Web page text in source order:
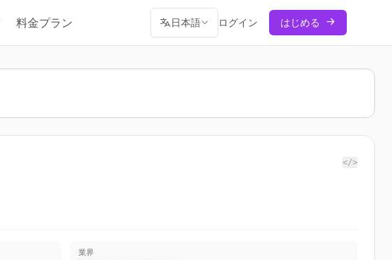
料金プラン 日本語 ログイン はじめる
</>
業界